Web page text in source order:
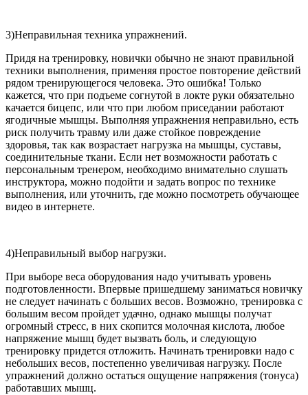
3)Неправильная техника упражнений.
Придя на тренировку, новички обычно не знают правильной
техники выполнения, применяя простое повторение действий
рядом тренирующегося человека. Это ошибка! Только
кажется, что при подъеме согнутой в локте руки обязательно
качается бицепс, или что при любом приседании работают
ягодичные мышцы. Выполняя упражнения неправильно, есть
риск получить травму или даже стойкое повреждение
здоровья, так как возрастает нагрузка на мышцы, суставы,
соединительные ткани. Если нет возможности работать с
персональным тренером, необходимо внимательно слушать
инструктора, можно подойти и задать вопрос по технике
выполнения, или уточнить, где можно посмотреть обучающее
видео в интернете.
4)Неправильный выбор нагрузки.
При выборе веса оборудования надо учитывать уровень
подготовленности. Впервые пришедшему заниматься новичку
не следует начинать с больших весов. Возможно, тренировка с
большим весом пройдет удачно, однако мышцы получат
огромный стресс, в них скопится молочная кислота, любое
напряжение мышц будет вызвать боль, и следующую
тренировку придется отложить. Начинать тренировки надо с
небольших весов, постепенно увеличивая нагрузку. После
упражнений должно остаться ощущение напряжения (тонуса)
работавших мышц.